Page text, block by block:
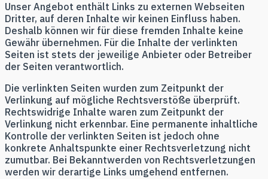
Unser Angebot enthält Links zu externen Webseiten
Dritter, auf deren Inhalte wir keinen Einfluss haben.
Deshalb können wir für diese fremden Inhalte keine
Gewähr übernehmen. Für die Inhalte der verlinkten
Seiten ist stets der jeweilige Anbieter oder Betreiber
der Seiten verantwortlich.
Die verlinkten Seiten wurden zum Zeitpunkt der
Verlinkung auf mögliche Rechtsverstöße überprüft.
Rechtswidrige Inhalte waren zum Zeitpunkt der
Verlinkung nicht erkennbar. Eine permanente inhaltliche
Kontrolle der verlinkten Seiten ist jedoch ohne
konkrete Anhaltspunkte einer Rechtsverletzung nicht
zumutbar. Bei Bekanntwerden von Rechtsverletzungen
werden wir derartige Links umgehend entfernen.